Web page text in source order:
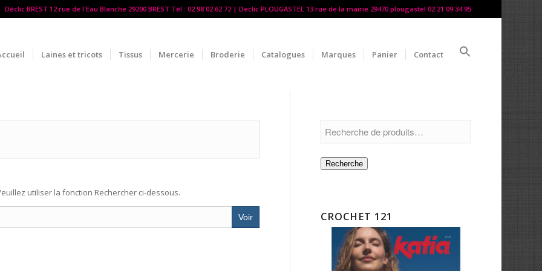
Déclic BREST 12 rue de l'Eau Blanche 29200 BREST Tél : 02 98 02 62 72 | Declic PLOUGASTEL 13 rue de la mairie 29470 plougastel 02 21 09 34 95
Laines et tricots Tissus Mercerie Broderie Catalogues Marques Panier Contact
utiliser la fonction Rechercher ci-dessous.
Recherche
CROCHET 121